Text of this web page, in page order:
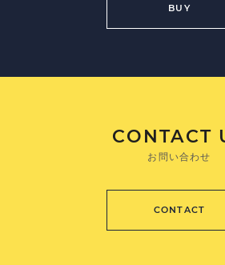
BUY
CONTACT
お問い合わせ
CONTACT